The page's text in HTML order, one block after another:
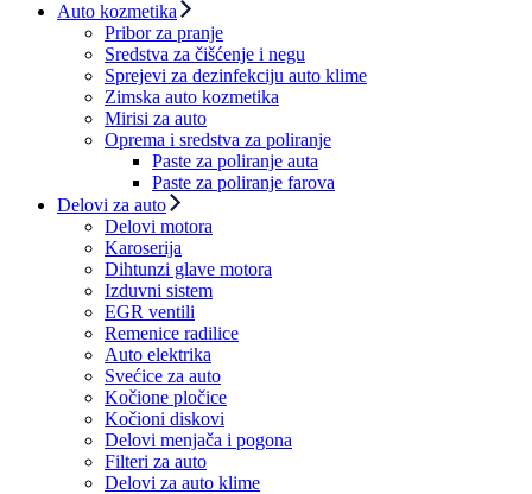
Auto kozmetika
Pribor za pranje
Sredstva za čišćenje i negu
Sprejevi za dezinfekciju auto klime
Zimska auto kozmetika
Mirisi za auto
Oprema i sredstva za poliranje
Paste za poliranje auta
Paste za poliranje farova
Delovi za auto
Delovi motora
Karoserija
Dihtunzi glave motora
Izduvni sistem
EGR ventili
Remenice radilice
Auto elektrika
Svećice za auto
Kočione pločice
Kočioni diskovi
Delovi menjača i pogona
Filteri za auto
Delovi za auto klime